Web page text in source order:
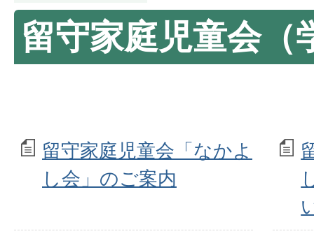
留守家庭児童会（
留守家庭児童会「なかよ
し会」のご案内